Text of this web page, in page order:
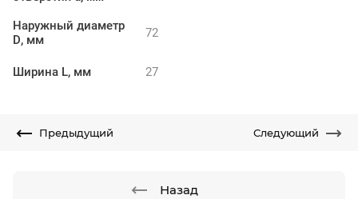
Наружный диаметр
D, мм
72
Ширина L, мм 27
Предыдущий Следующий
Назад